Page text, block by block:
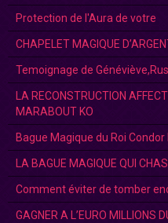
Protection de l'Aura de votre
CHAPELET MAGIQUE
Temoignage de
LA RECONSTRUCTION
MARABOUT KO
Bague Magique du Roi Condor
LA BAGUE MAGIQUE QUI
Comment éviter de tomber
GAGNER A L’EURO MILLIONS